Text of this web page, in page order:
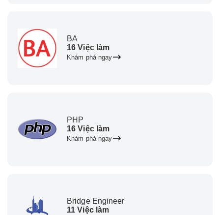
BA
16 Việc làm
Khám phá ngay
PHP
16 Việc làm
Khám phá ngay
Bridge Engineer
11 Việc làm